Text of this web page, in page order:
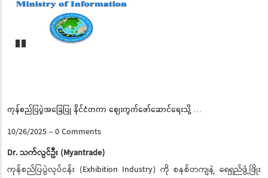
ကုန်စည်ပြပွဲအခြေပြု နိုင်ငံတကာ ဈေးကွက်ဖော်ဆောင်ရေးသို့ …
10/26/2025-0 Comments
Dr. သက်လွင်ဦး (Myantrade)
ကုန်စည်ပြပွဲလုပ်ငန်း (Exhibition Industry) ကို စနစ်တကျနဲ့ ရေရှည်ဖွံ့ဖြိုး